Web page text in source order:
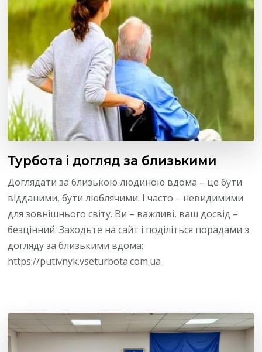
Турбота і догляд за близькими
Доглядати за близькою людиною вдома – це бути
відданими, бути люблячими. І часто – невидимими
для зовнішнього світу. Ви – важливі, ваш досвід –
безцінний. Заходьте на сайт і поділіться порадами з
догляду за близькими вдома:
https://putivnyk.vseturbota.com.ua